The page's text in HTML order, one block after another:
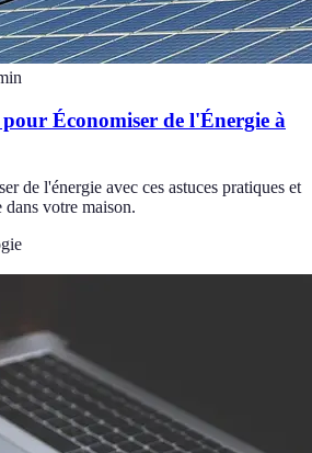
pour Économiser de l'Énergie à
de l'énergie avec ces astuces pratiques et
votre maison.